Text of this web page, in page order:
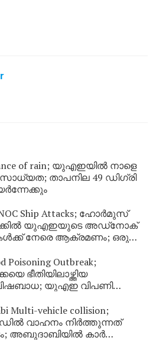
of rain; യുഎഇയിൽ നാളെ
താപനില 49 ഡിഗ്രി
Ship Attacks; ഹോർമുസ്
യുഎഇയുടെ അഡ്‌നോക്
നേരെ ആക്രമണം; ഒരു
Poisoning Outbreak;
ഭീതിയിലാഴ്ത്തിയ
യുഎഇ വിപണി
Multi-vehicle collision;
വാഹനം നിർത്തുന്നത്
അബുദാബിയിൽ കാർ